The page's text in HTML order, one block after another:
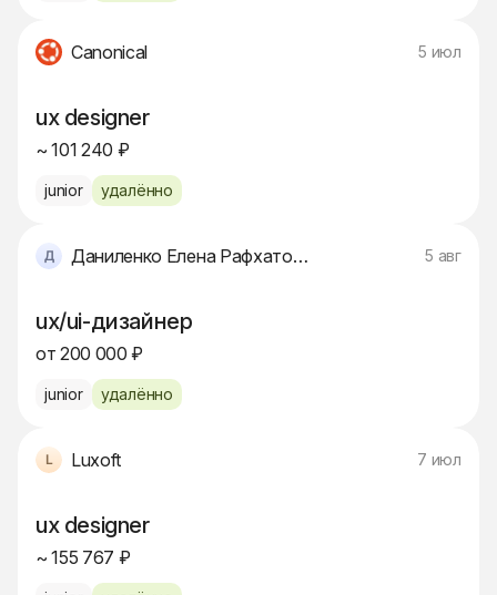
Canonical 5 июл
ux designer
~ 101 240 ₽
junior удалённо
Даниленко Елена Рафхатовна 5 авг
ux/ui-дизайнер
от 200 000 ₽
junior удалённо
Luxoft 7 июл
ux designer
~ 155 767 ₽